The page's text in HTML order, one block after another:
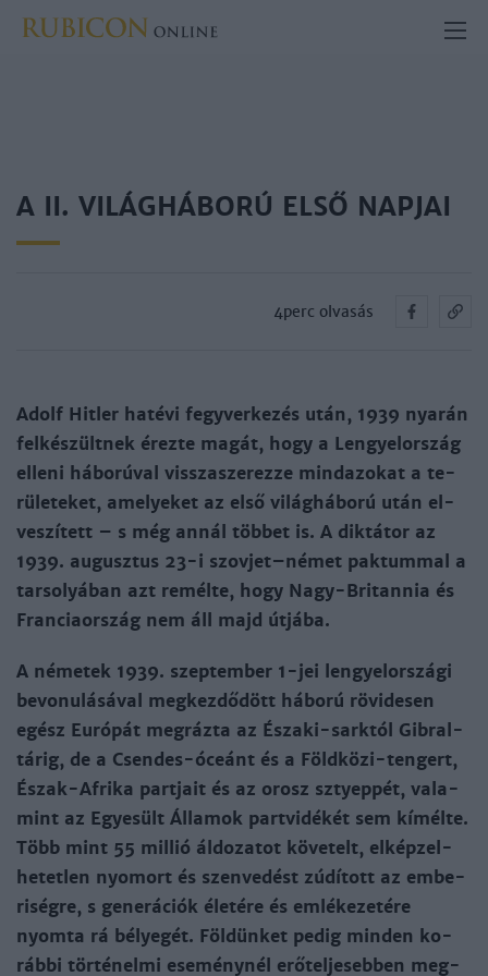
A II. VILÁGHÁBORÚ ELSŐ NAPJAI
4perc olvasás
Adolf Hit­ler hat­évi fegy­ver­ke­zés után, 1939 nya­rán
fel­ké­szült­nek érez­te ma­gát, hogy a Len­gyelor­szág
el­le­ni há­bo­rú­val vissza­sze­rez­ze mind­azo­kat a te­
rü­le­te­ket, ame­lye­ket az el­ső vi­lág­há­bo­rú után el­
ve­szí­tett – s még an­nál töb­bet is. A dik­tá­tor az
1939. au­gusz­tus 23-i szov­jet–né­met pak­tum­mal a
tar­so­lyá­ban azt re­mél­te, hogy Nagy-B­ri­tan­nia és
Fran­ciaor­szág nem áll majd út­já­ba.
A né­me­tek 1939. szep­tem­ber 1-jei len­gyelor­szá­gi
be­vo­nu­lá­sá­val meg­kez­dő­dött há­bo­rú rö­vi­de­sen
egész Eu­ró­pát meg­ráz­ta az Észa­ki-sark­tól Gib­ral­
tá­rig, de a Csen­des-ó­ceánt és a Föld­kö­zi-ten­gert,
Észak-­Af­ri­ka part­jait és az orosz sztyep­pét, va­la­
mint az Egye­sült Ál­la­mok part­vi­dé­két sem kí­mél­te.
Több mint 55 mil­lió ál­do­za­tot kö­ve­telt, el­kép­zel­
he­tet­len nyo­mort és szen­ve­dést zú­dí­tott az em­be­
ri­ség­re, s ge­ne­rá­ciók éle­té­re és em­lé­ke­ze­té­re
nyom­ta rá bé­lye­gét. Föl­dün­ket pe­dig min­den ko­
ráb­bi tör­té­nel­mi ese­mény­nél erő­tel­je­seb­ben meg­